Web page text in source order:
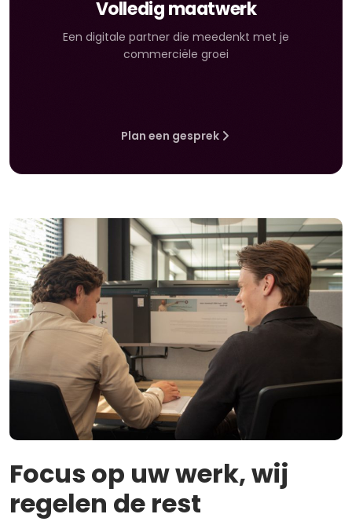
Volledig maatwerk
Een digitale partner die meedenkt met je
commerciële groei
Plan een gesprek
Focus op uw werk, wij
regelen de rest